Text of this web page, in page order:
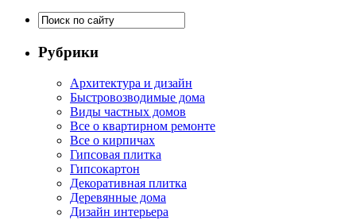
Рубрики
Архитектура и дизайн
Быстровозводимые дома
Виды частных домов
Все о квартирном ремонте
Все о кирпичах
Гипсовая плитка
Гипсокартон
Декоративная плитка
Деревянные дома
Дизайн интерьера